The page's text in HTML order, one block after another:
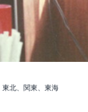
北、関東、東海